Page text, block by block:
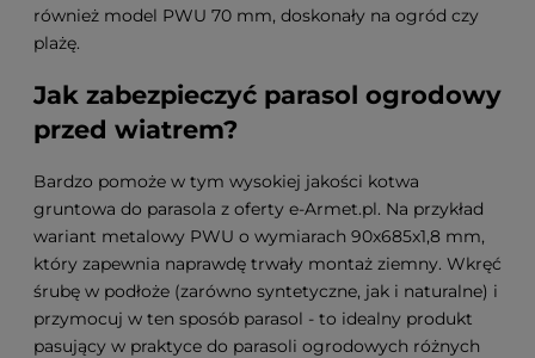
również model PWU 70 mm, doskonały na ogród czy
plażę.
Jak zabezpieczyć parasol ogrodowy
przed wiatrem?
Bardzo pomoże w tym wysokiej jakości kotwa
gruntowa do parasola z oferty e-Armet.pl. Na przykład
wariant metalowy PWU o wymiarach 90x685x1,8 mm,
który zapewnia naprawdę trwały montaż ziemny. Wkręć
śrubę w podłoże (zarówno syntetyczne, jak i naturalne) i
przymocuj w ten sposób parasol - to idealny produkt
pasujący w praktyce do parasoli ogrodowych różnych